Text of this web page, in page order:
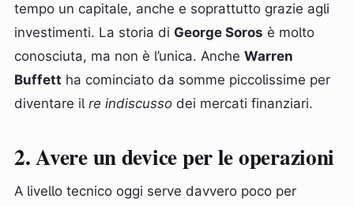
tempo un capitale, anche e soprattutto grazie agli
investimenti. La storia di George Soros è molto
conosciuta, ma non è l’unica. Anche Warren
Buffett ha cominciato da somme piccolissime per
diventare il re indiscusso dei mercati finanziari.
2. Avere un device per le operazioni
A livello tecnico oggi serve davvero poco per